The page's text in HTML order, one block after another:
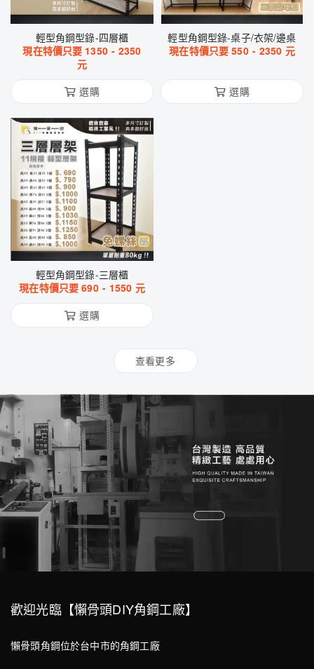
輕型角鋼型錄-四層櫃
現在特價只要 1350 - 2350
元
選購
輕型角鋼型錄-桌子/衣架/邊桌
現在特價只要550 - 2350 元
選購
輕型角鋼型錄-三層櫃
現在特價只要690 - 1550 元
選購
查看更多
歡迎光臨【懶骨頭DIY角鋼工廠】
懶骨頭角鋼位於台中市的角鋼工廠